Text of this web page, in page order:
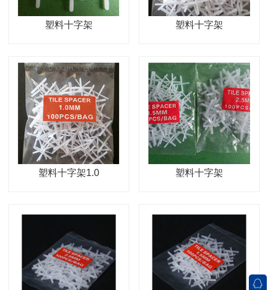
塑料十字架 塑料十字架
塑料十字架1.0 塑料十字架